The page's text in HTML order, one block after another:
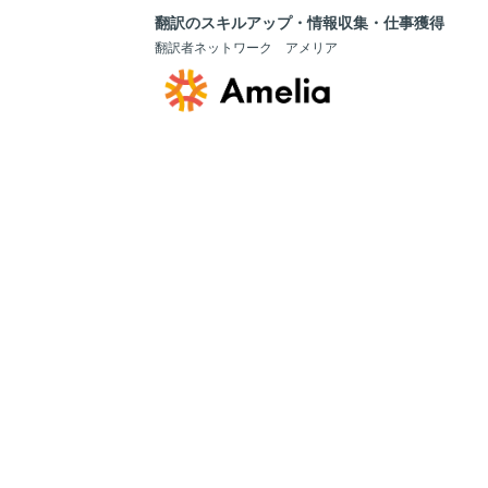
翻訳のスキルアップ・情報収集・仕事獲得
翻訳者ネットワーク アメリア